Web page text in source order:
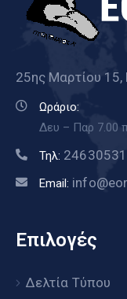
25ης Μαρτίου
Ωράριο:
Δευ – Παρ 7.00
Τηλ:
Email:
Επιλογές
Δελτία Τύπου